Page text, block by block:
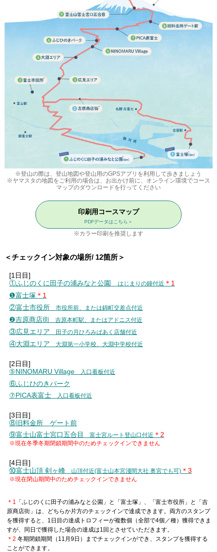
※登山の際は、登山地図や登山用のGPSアプリを利用して歩きましょう
※ヤマスタの地図をご利用の場合は、お出かけ前に、オンライン環境でコース
マップのダウンロードを行ってください
印刷用コースマップ
PDFデータはこちら＞
※カラー印刷を推奨します
＜チェックイン対象の場所/ 12箇所＞
[1日目]
①ふじのくに田子の浦みなと公園 はじまりの鐘付近 ＊1
❶富士塚 ＊1
②富士市役所市役所前、または錦町交差点付近
❷吉原商店街吉原本町駅、またはアドニス付近
③広見エリア 田子の月ひろみぱあく店舗付近
④大淵エリア 大淵第一小学校、大淵中学校付近
[2日目]
⑤NINOMARU Village入口看板付近
⑥ふじひのきパーク
⑦PICA表富士入口看板付近
[3日目]
⑧旧料金所 ゲート前
⑨富士山富士宮口五合目
富士宮ルート登山口付近 ＊2
※現在冬季冬期閉鎖期間中のためチェックインできません
[4日目]
⑩富士山頂 剣ヶ峰山頂付近(富士山本宮淺間大社 奥宮でも可)＊3
※現在閉山期間中のためチェックインできません
＊1
「ふじのくに田子の浦みなと公園」と「富士塚」、「富士市役所」と「吉
原商店街」は、どちらか片方のチェックインで達成できます。両方のスタンプ
を獲得すると、1日目の達成トロフィーが複数個（全部で4個／種）獲得できま
すが、同日で獲得した場合の達成は1回とさせていただきます。
＊2 冬期閉鎖期間（11月9日）までチェックインができ、スタンプを獲得する
ことができます。